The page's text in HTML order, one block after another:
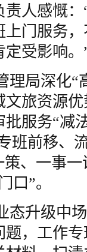
人感慨
门服务
定受影响。
理局深化“
旅资源
服务“减
班前移、
、一事
口”。
态升级中
，工作